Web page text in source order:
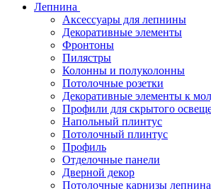
Лепнина
Аксессуары для лепнины
Декоративные элементы
Фронтоны
Пилястры
Колонны и полуколонны
Потолочные розетки
Декоративные элементы к
Профили для скрытого
Напольный плинтус
Потолочный плинтус
Профиль
Отделочные панели
Дверной декор
Потолочные карнизы лепнина